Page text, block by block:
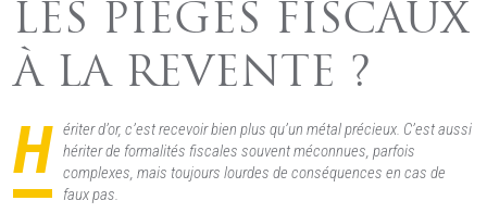
LES PIÈGES FISCAUX
À LA REVENTE ?
H ériter d’or, c’est recevoir bien plus qu’un métal précieux. C’est aussi
hériter de formalités fiscales souvent méconnues, parfois
complexes, mais toujours lourdes de conséquences en cas de
faux pas.